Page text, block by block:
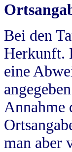
Bei den
Herkunft.
eine
Annahme
man aber